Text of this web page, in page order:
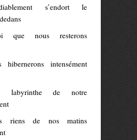
s’endort le
que nous resterons
hibernerons intensément
labyrinthe de notre
riens de nos matins